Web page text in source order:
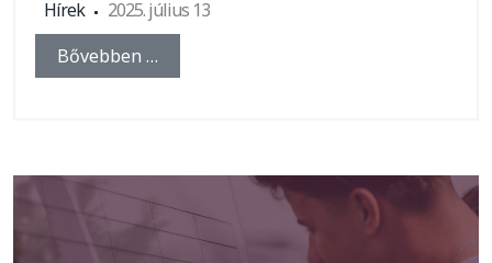
Hírek
2025. július 13
Bővebben …